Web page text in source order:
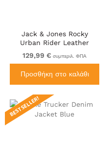
Jack & Jones Rocky
Urban Rider Leather
Jacket Black
129,99 € συμπεριλ. ΦΠΑ
Προσθήκη στο καλάθι
BEST SELLER!